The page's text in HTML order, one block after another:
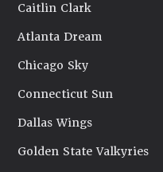
Caitlin Clark
Atlanta Dream
Chicago Sky
Connecticut Sun
Dallas Wings
Golden State Valkyries